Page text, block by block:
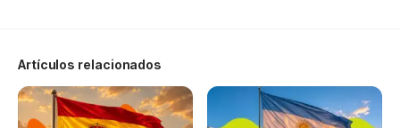
Artículos relacionados